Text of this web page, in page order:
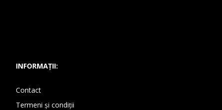
INFORMAȚII:
Contact
Termeni și condiții